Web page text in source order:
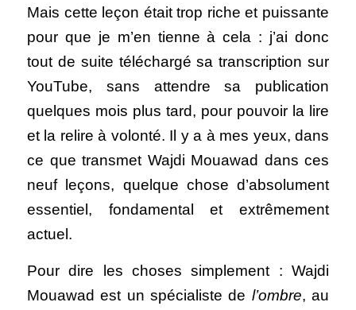
Mais cette leçon était trop riche et puissante
pour que je m’en tienne à cela : j’ai donc
tout de suite téléchargé sa transcription sur
YouTube, sans attendre sa publication
quelques mois plus tard, pour pouvoir la lire
et la relire à volonté. Il y a à mes yeux, dans
ce que transmet Wajdi Mouawad dans ces
neuf leçons, quelque chose d’absolument
essentiel, fondamental et extrêmement
actuel.
Pour dire les choses simplement : Wajdi
Mouawad est un spécialiste de l’ombre, au